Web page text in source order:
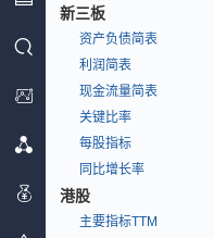
新三板
资产负债简表
利润简表
现金流量简表
关键比率
每股指标
同比增长率
港股
主要指标TTM